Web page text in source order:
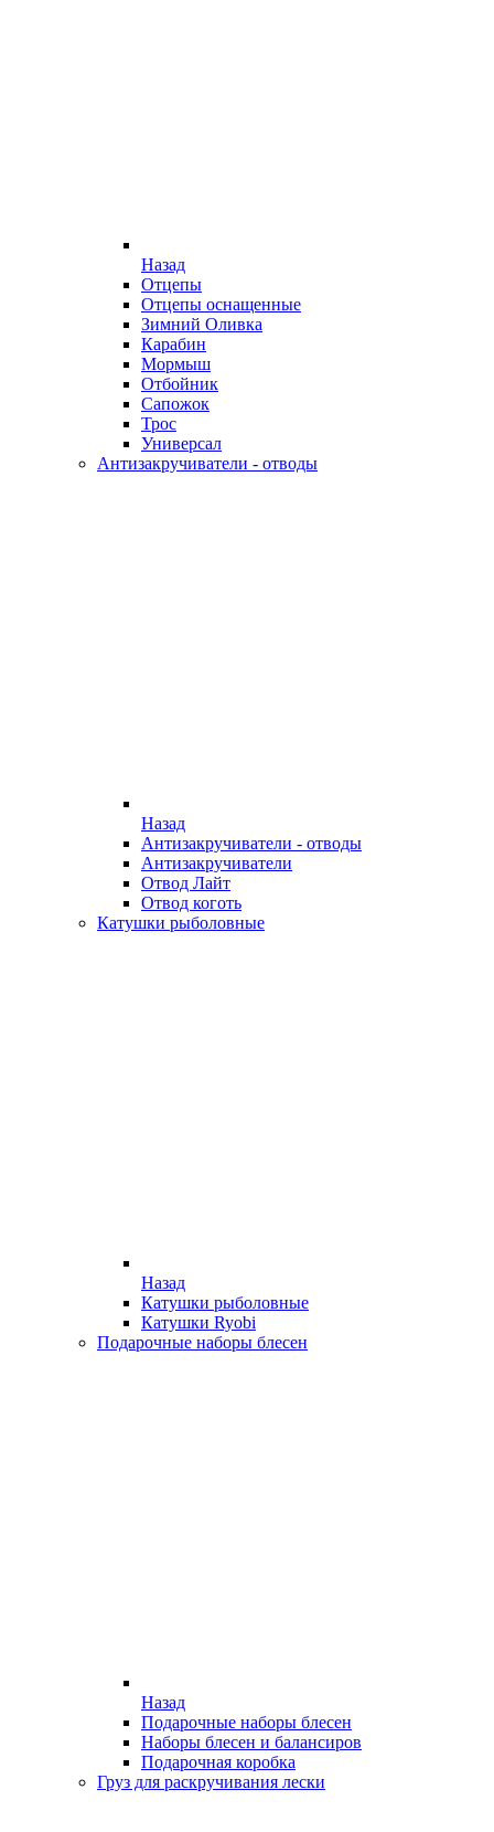
Назад
Отцепы
Отцепы оснащенные
Зимний Оливка
Карабин
Мормыш
Отбойник
Сапожок
Трос
Универсал
Антизакручиватели - отводы
Назад
Антизакручиватели - отводы
Антизакручиватели
Отвод Лайт
Отвод коготь
Катушки рыболовные
Назад
Катушки рыболовные
Катушки Ryobi
Подарочные наборы блесен
Назад
Подарочные наборы блесен
Наборы блесен и балансиров
Подарочная коробка
Груз для раскручивания лески